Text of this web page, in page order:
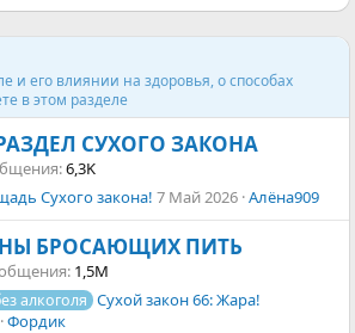
и его влиянии на здоровья, о способах
в этом разделе
СУХОГО ЗАКОНА
6,3K
Сухого закона! 7 Май 2026 Алёна909
БРОСАЮЩИХ ПИТЬ
1,5M
алкоголя Сухой закон 66: Жара!
Фордик